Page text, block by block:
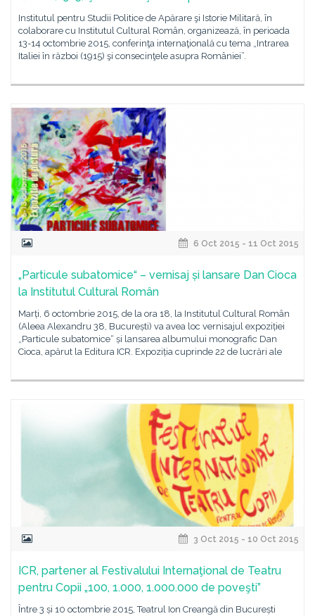
Institutul pentru Studii Politice de Apărare şi Istorie Militară, în
colaborare cu Institutul Cultural Român, organizează, în perioada
13-14 octombrie 2015, conferinţa internaţională cu tema „Intrarea
Italiei în război (1915) şi consecinţele asupra României”.
6 Oct 2015 - 11 Oct 2015
„Particule subatomice“ – vernisaj și lansare Dan Cioca
la Institutul Cultural Român
Marți, 6 octombrie 2015, de la ora 18, la Institutul Cultural Român
(Aleea Alexandru 38, București) va avea loc vernisajul expoziției
„Particule subatomice“ și lansarea albumului monografic Dan
Cioca, apărut la Editura ICR. Expoziția cuprinde 22 de lucrări ale
3 Oct 2015 - 10 Oct 2015
ICR, partener al Festivalului Internaţional de Teatru
pentru Copii „100, 1.000, 1.000.000 de poveşti”
Între 3 și 10 octombrie 2015, Teatrul Ion Creangă din București